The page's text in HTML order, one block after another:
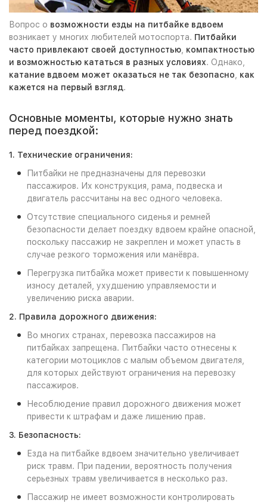
Вопрос о возможности езды на питбайке вдвоем
возникает у многих любителей мотоспорта. Питбайки
часто привлекают своей доступностью, компактностью
и возможностью кататься в разных условиях. Однако,
катание вдвоем может оказаться не так безопасно, как
кажется на первый взгляд.
Основные моменты, которые нужно знать
перед поездкой:
1. Технические ограничения:
Питбайки не предназначены для перевозки
пассажиров. Их конструкция, рама, подвеска и
двигатель рассчитаны на вес одного человека.
Отсутствие специального сиденья и ремней
безопасности делает поездку вдвоем крайне опасной,
поскольку пассажир не закреплен и может упасть в
случае резкого торможения или манёвра.
Перегрузка питбайка может привести к повышенному
износу деталей, ухудшению управляемости и
увеличению риска аварии.
2. Правила дорожного движения:
Во многих странах, перевозка пассажиров на
питбайках запрещена. Питбайки часто отнесены к
категории мотоциклов с малым объемом двигателя,
для которых действуют ограничения на перевозку
пассажиров.
Несоблюдение правил дорожного движения может
привести к штрафам и даже лишению прав.
3. Безопасность:
Езда на питбайке вдвоем значительно увеличивает
риск травм. При падении, вероятность получения
серьезных травм увеличивается в несколько раз.
Пассажир не имеет возможности контролировать